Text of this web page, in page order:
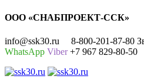
ООО «СНАБПРОЕКТ-ССК»
info@ssk30.ru
8-800-201-87-80
WhatsApp Viber+7 967 829-80-50